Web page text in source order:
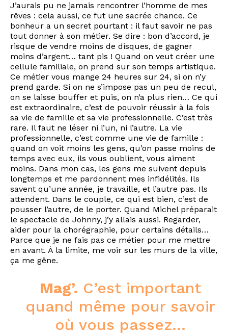
J’aurais pu ne jamais rencontrer l’homme de mes
rêves : cela aussi, ce fut une sacrée chance. Ce
bonheur a un secret pourtant : il faut savoir ne pas
tout donner à son métier. Se dire : bon d’accord, je
risque de vendre moins de disques, de gagner
moins d’argent… tant pis ! Quand on veut créer une
cellule familiale, on prend sur son temps artistique.
Ce métier vous mange 24 heures sur 24, si on n’y
prend garde. Si on ne s’impose pas un peu de recul,
on se laisse bouffer et puis, on n’a plus rien… Ce qui
est extraordinaire, c’est de pouvoir réussir à la fois
sa vie de famille et sa vie professionnelle. C’est très
rare. Il faut ne léser ni l’un, ni l’autre. La vie
professionnelle, c’est comme une vie de famille :
quand on voit moins les gens, qu’on passe moins de
temps avec eux, ils vous oublient, vous aiment
moins. Dans mon cas, les gens me suivent depuis
longtemps et me pardonnent mes infidélités. Ils
savent qu’une année, je travaille, et l’autre pas. Ils
attendent. Dans le couple, ce qui est bien, c’est de
pousser l’autre, de le porter. Quand Michel préparait
le spectacle de Johnny, j’y allais aussi. Regarder,
aider pour la chorégraphie, pour certains détails…
Parce que je ne fais pas ce métier pour me mettre
en avant. À la limite, me voir sur les murs de la ville,
ça me gêne.
Mag’. C’est important
quand même pour savoir
où vous passez…